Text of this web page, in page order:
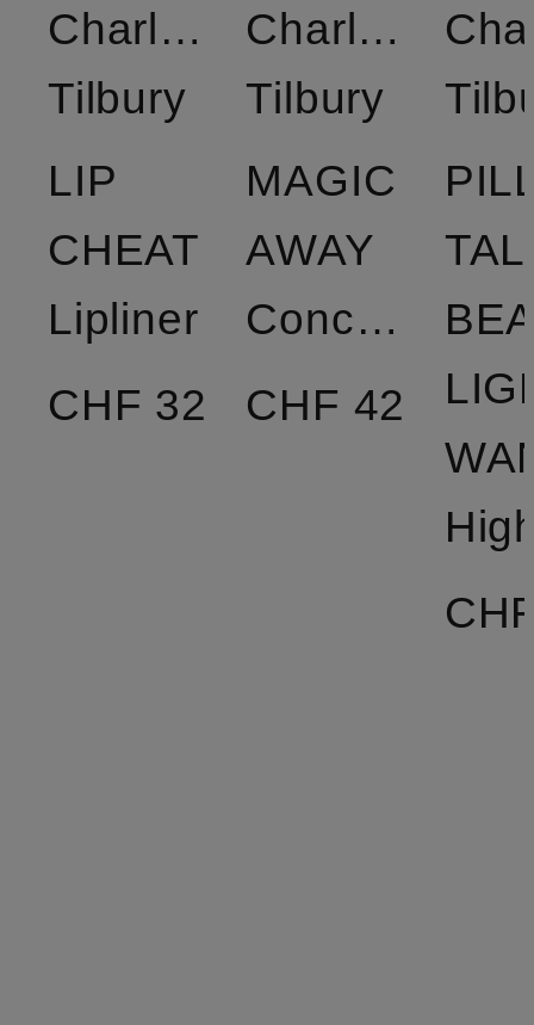
Charlotte
Tilbury
LIP
CHEAT
Lipliner
CHF 32
Charlotte
Tilbury
MAGIC
AWAY
Concealer
CHF 42